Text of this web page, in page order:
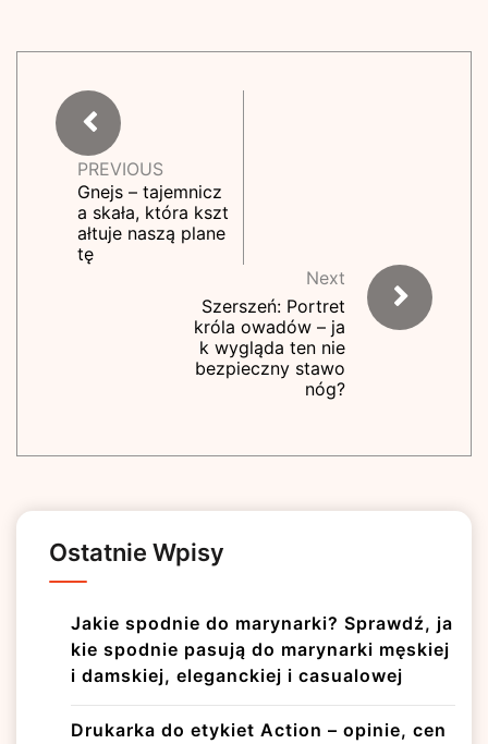
PREVIOUS
Gnejs – tajemnicz
a skała, która kszt
ałtuje naszą plane
tę
Next
Szerszeń: Portret
króla owadów – ja
k wygląda ten nie
bezpieczny stawo
nóg?
Ostatnie Wpisy
Jakie spodnie do marynarki? Sprawdź, ja
kie spodnie pasują do marynarki męskiej
i damskiej, eleganckiej i casualowej
Drukarka do etykiet Action – opinie, cen